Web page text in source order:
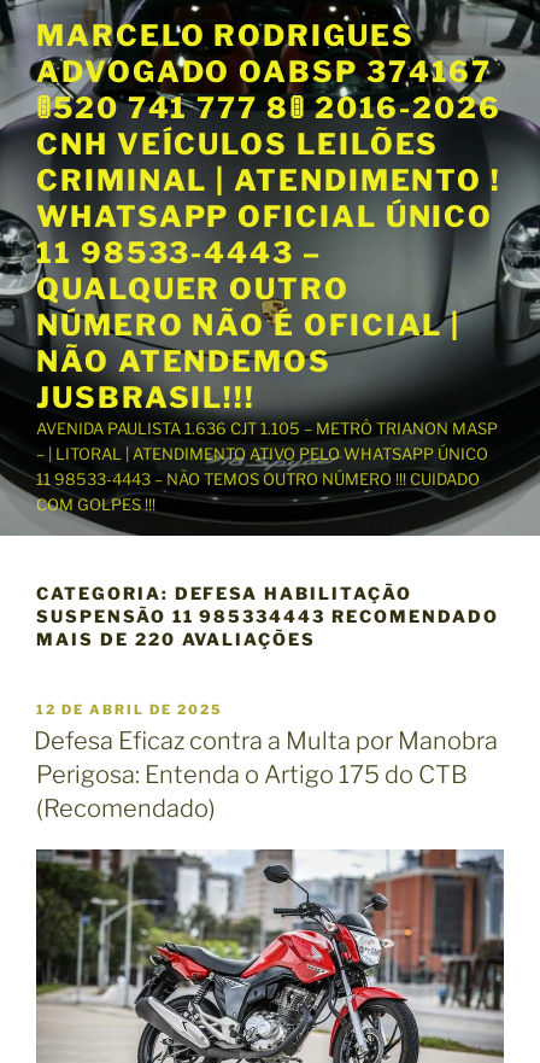
P
u
a
r
r
a
o
c
o
n
t
ú
d
MARCELO RODRIGUES
ADVOGADO OABSP 374167
🚦520 741 777 8🚦 2016-2026
CNH VEÍCULOS LEILÕES
CRIMINAL | ATENDIMENTO !
WHATSAPP OFICIAL ÚNICO
11 98533-4443 –
QUALQUER OUTRO
NÚMERO NÃO É OFICIAL |
NÃO ATENDEMOS
JUSBRASIL!!!
AVENIDA PAULISTA 1.636 CJT 1.105 – METRÔ TRIANON MASP
– | LITORAL | ATENDIMENTO ATIVO PELO WHATSAPP ÚNICO
11 98533-4443 – NÃO TEMOS OUTRO NÚMERO !!! CUIDADO
COM GOLPES !!!
CATEGORIA: DEFESA HABILITAÇÃO
SUSPENSÃO 11 985334443 RECOMENDADO
MAIS DE 220 AVALIAÇÕES
P
U
B
L
I
C
D
E
12 DE ABRIL DE 2025
Defesa Eficaz contra a Multa por Manobra
Perigosa: Entenda o Artigo 175 do CTB
(Recomendado)